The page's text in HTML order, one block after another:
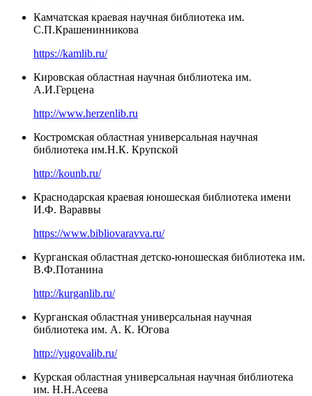
Камчатская краевая научная библиотека им.
С.П.Крашенинникова
https://kamlib.ru/
Кировская областная научная библиотека им.
А.И.Герцена
http://www.herzenlib.ru
Костромская областная универсальная научная
библиотека им.Н.К. Крупской
http://kounb.ru/
Краснодарская краевая юношеская библиотека имени
И.Ф. Вараввы
https://www.bibliovaravva.ru/
Курганская областная детско-юношеская библиотека им.
В.Ф.Потанина
http://kurganlib.ru/
Курганская областная универсальная научная
библиотека им. А. К. Югова
http://yugovalib.ru/
Курская областная универсальная научная библиотека
им. Н.Н.Асеева